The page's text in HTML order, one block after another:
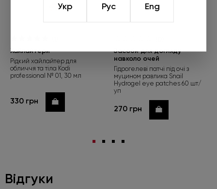
Укр Рус Eng
Хайлайтери
Рідкий хайлайтер для
обличчя та тіла Kodi
professional № 01, 30 мл
330 грн Купити
Засоби для догляду
навколо очей
Гідрогелеві патчі під очі з
муцином равлика Snail
Hydrogel eye patches 60 шт/
уп
270 грн Купити
Відгуки
Робіть замовлення від 450 грн та
обирайте подарунок
подарунок». Пропозиція діє лише до 01.09.2026.